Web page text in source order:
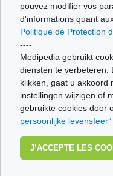
pouvez modifier vos
d'informations quant
Politique de Protection
----
Medipedia gebruikt
diensten te verbeteren.
klikken, gaat u akkoord
instellingen wijzigen of
gebruikte cookies door
persoonlijke
J’ACCEPTE LES
© Vivio sa, 2014-2026 - Tous